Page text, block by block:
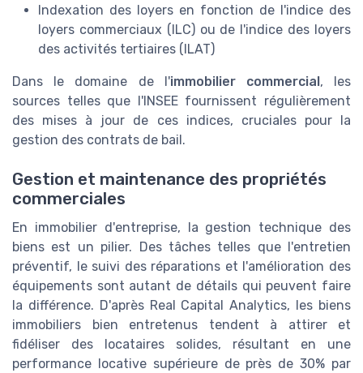
Indexation des loyers en fonction de l'indice des
loyers commerciaux (ILC) ou de l'indice des loyers
des activités tertiaires (ILAT)
Dans le domaine de l'immobilier commercial, les
sources telles que l'INSEE fournissent régulièrement
des mises à jour de ces indices, cruciales pour la
gestion des contrats de bail.
Gestion et maintenance des propriétés
commerciales
En immobilier d'entreprise, la gestion technique des
biens est un pilier. Des tâches telles que l'entretien
préventif, le suivi des réparations et l'amélioration des
équipements sont autant de détails qui peuvent faire
la différence. D'après Real Capital Analytics, les biens
immobiliers bien entretenus tendent à attirer et
fidéliser des locataires solides, résultant en une
performance locative supérieure de près de 30% par